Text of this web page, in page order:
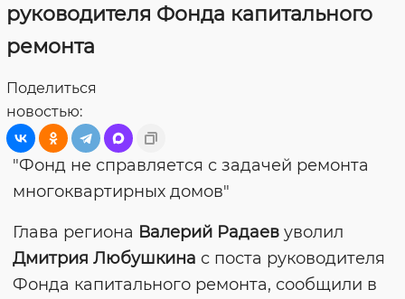
руководителя Фонда капитального
ремонта
Поделиться
новостью:
"Фонд не справляется с задачей ремонта
многоквартирных домов"
Глава региона Валерий Радаев уволил
Дмитрия Любушкина с поста руководителя
Фонда капитального ремонта, сообщили в